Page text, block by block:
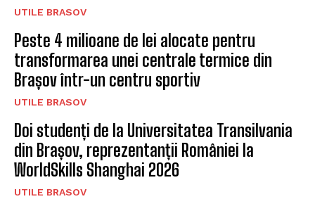
UTILE BRASOV
Peste 4 milioane de lei alocate pentru
transformarea unei centrale termice din
Brașov într-un centru sportiv
UTILE BRASOV
Doi studenți de la Universitatea Transilvania
din Brașov, reprezentanții României la
WorldSkills Shanghai 2026
UTILE BRASOV